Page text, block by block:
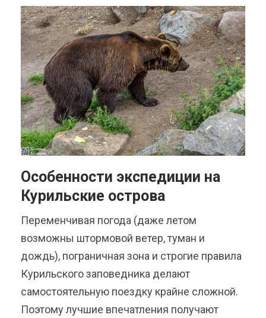
Особенности экспедиции на
Курильские острова
Переменчивая погода (даже летом
возможны штормовой ветер, туман и
дождь), пограничная зона и строгие правила
Курильского заповедника делают
самостоятельную поездку крайне сложной.
Поэтому лучшие впечатления получают